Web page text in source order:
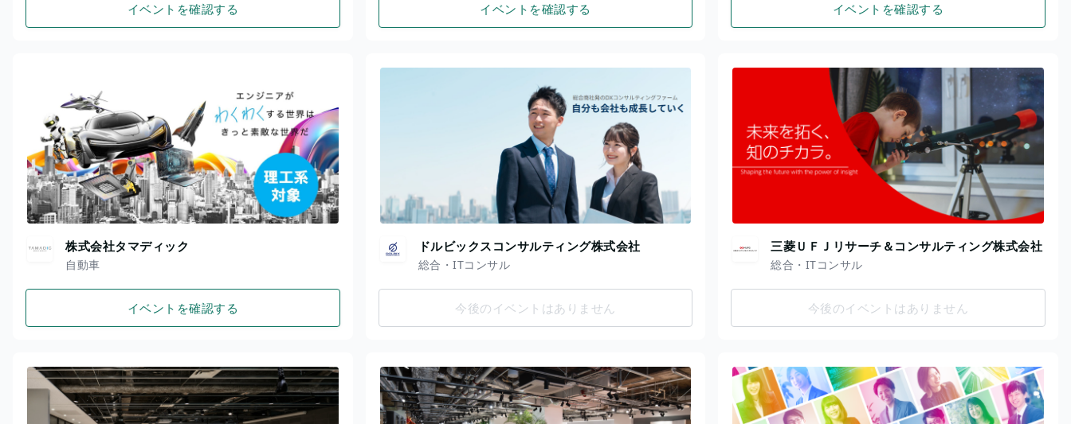
イベントを確認する イベントを確認する イベントを確認する
株式会社タマディック
自動車
イベントを確認する
ドルビックスコンサルティング株式会社
総合・ITコンサル
今後のイベントはありません
三菱ＵＦＪリサーチ＆コンサルティング株式会社
総合・ITコンサル
今後のイベントはありません